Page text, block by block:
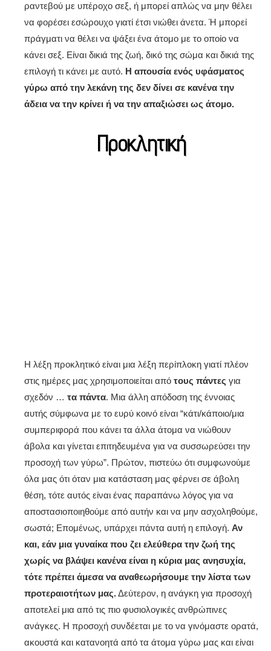
ραντεβού με υπέροχο σεξ, ή μπορεί απλώς να μην θέλει
να φορέσει εσώρουχο γιατί έτσι νιώθει άνετα. Ή μπορεί
πράγματι να θέλει να ψάξει ένα άτομο με το οποίο να
κάνει σεξ. Είναι δικιά της ζωή, δικό της σώμα και δικιά της
επιλογή τι κάνει με αυτό. Η απουσία ενός υφάσματος
γύρω από την λεκάνη της δεν δίνει σε κανένα την
άδεια να την κρίνει ή να την απαξιώσει ως άτομο.
Προκλητική
Η λέξη προκλητικό είναι μια λέξη περίπλοκη γιατί πλέον
στις ημέρες μας χρησιμοποιείται από τους πάντες για
σχεδόν … τα πάντα. Μια άλλη απόδοση της έννοιας
αυτής σύμφωνα με το ευρύ κοινό είναι “κάτι/κάποιο/μια
συμπεριφορά που κάνει τα άλλα άτομα να νιώθουν
άβολα και γίνεται επιτηδευμένα για να συσσωρεύσει την
προσοχή των γύρω”. Πρώτον, πιστεύω ότι συμφωνούμε
όλα μας ότι όταν μια κατάσταση μας φέρνει σε άβολη
θέση, τότε αυτός είναι ένας παραπάνω λόγος για να
αποστασιοποιηθούμε από αυτήν και να μην ασχοληθούμε,
σωστά; Επομένως, υπάρχει πάντα αυτή η επιλογή. Αν
και, εάν μια γυναίκα που ζει ελεύθερα την ζωή της
χωρίς να βλάψει κανένα είναι η κύρια μας ανησυχία,
τότε πρέπει άμεσα να αναθεωρήσουμε την λίστα των
προτεραιοτήτων μας.Δεύτερον, η ανάγκη για προσοχή
αποτελεί μια από τις πιο φυσιολογικές ανθρώπινες
ανάγκες. Η προσοχή συνδέεται με το να γινόμαστε ορατά,
ακουστά και κατανοητά από τα άτομα γύρω μας και είναι